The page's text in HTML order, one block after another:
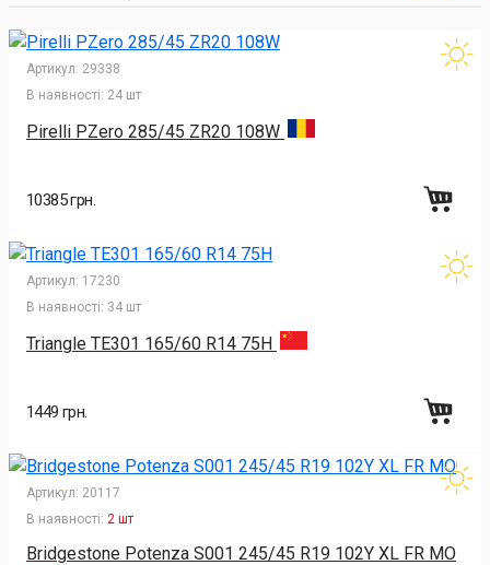
Артикул: 29338
В наявності: 24 шт
Pirelli PZero 285/45 ZR20 108W
10385 грн.
Артикул: 17230
В наявності: 34 шт
Triangle TE301 165/60 R14 75H
1449 грн.
Артикул: 20117
В наявності: 2 шт
Bridgestone Potenza S001 245/45 R19 102Y XL FR MO